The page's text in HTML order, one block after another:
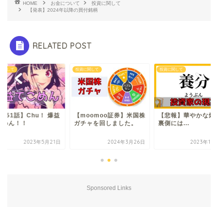
HOME お金について
投資に関して
【発表】2024年以降の買付銘柄
RELATED POST
関して
証券】米国株
ャを回しました。
2024年3月26日
投資に関して
【悲報】華やかな爆益の
裏側には...
2023年10月16日
投資に関して
【第151話】Chu！
でごめん！！
2023年5
Sponsored Links